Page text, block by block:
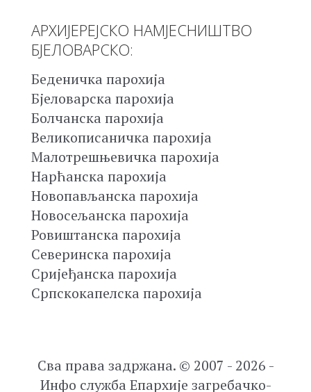
АРХИЈЕРЕЈСКО НАМЈЕСНИШТВО
БЈЕЛОВАРСКО:
Беденичка парохија
Бјеловарска парохија
Болчанска парохија
Великописаничка парохија
Малотрешњевичка парохија
Нарћанска парохија
Новопављанска парохија
Новосељанска парохија
Ровиштанска парохија
Северинска парохија
Сријеђанска парохија
Српскокапелска парохија
Сва права задржана. © 2007 - 2026 -
Инфо служба Епархије загребачко-